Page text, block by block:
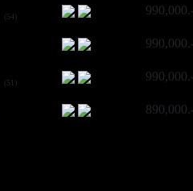
(54)
(51)